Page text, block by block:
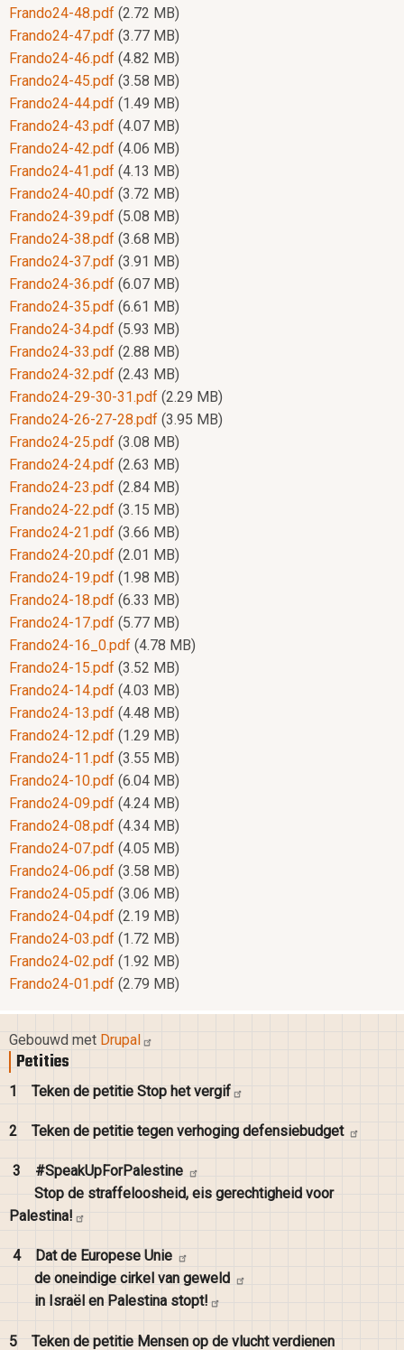
Frando24-48.pdf (2.72 MB)
Frando24-47.pdf (3.77 MB)
Frando24-46.pdf (4.82 MB)
Frando24-45.pdf (3.58 MB)
Frando24-44.pdf (1.49 MB)
Frando24-43.pdf (4.07 MB)
Frando24-42.pdf (4.06 MB)
Frando24-41.pdf (4.13 MB)
Frando24-40.pdf (3.72 MB)
Frando24-39.pdf (5.08 MB)
Frando24-38.pdf (3.68 MB)
Frando24-37.pdf (3.91 MB)
Frando24-36.pdf (6.07 MB)
Frando24-35.pdf (6.61 MB)
Frando24-34.pdf (5.93 MB)
Frando24-33.pdf (2.88 MB)
Frando24-32.pdf (2.43 MB)
Frando24-29-30-31.pdf (2.29 MB)
Frando24-26-27-28.pdf (3.95 MB)
Frando24-25.pdf (3.08 MB)
Frando24-24.pdf (2.63 MB)
Frando24-23.pdf (2.84 MB)
Frando24-22.pdf (3.15 MB)
Frando24-21.pdf (3.66 MB)
Frando24-20.pdf (2.01 MB)
Frando24-19.pdf (1.98 MB)
Frando24-18.pdf (6.33 MB)
Frando24-17.pdf (5.77 MB)
Frando24-16_0.pdf (4.78 MB)
Frando24-15.pdf (3.52 MB)
Frando24-14.pdf (4.03 MB)
Frando24-13.pdf (4.48 MB)
Frando24-12.pdf (1.29 MB)
Frando24-11.pdf (3.55 MB)
Frando24-10.pdf (6.04 MB)
Frando24-09.pdf (4.24 MB)
Frando24-08.pdf (4.34 MB)
Frando24-07.pdf (4.05 MB)
Frando24-06.pdf (3.58 MB)
Frando24-05.pdf (3.06 MB)
Frando24-04.pdf (2.19 MB)
Frando24-03.pdf (1.72 MB)
Frando24-02.pdf (1.92 MB)
Frando24-01.pdf (2.79 MB)
Gebouwd met Drupal
Petities
1 Teken de petitie Stop hetvergif
2 Teken de petitie tegen verhoging defensiebudget
3
#SpeakUpForPalestine
Stop de straffeloosheid, eis gerechtigheid voor
Palestina!
4 Dat de Europese Unie
de oneindige cirkel van geweld
in Israël en Palestina stopt!
5 Teken de petitie Mensen op de vlucht verdienen